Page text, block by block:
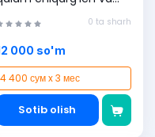
o'chirg'ichi (1 dona)0 ta sharh
000 so'm
4 400 сум x 3 мес
Sotib olish